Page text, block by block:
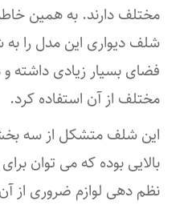
مختلف دارند. به همین خاطر
شلف دیواری این مدل را به
فضای بسیار زیادی داشته
مختلف از آن استفاده کرد.
این شلف متشکل از سه
بالایی بوده که می توان
نظم دهی لوازم ضروری از آن